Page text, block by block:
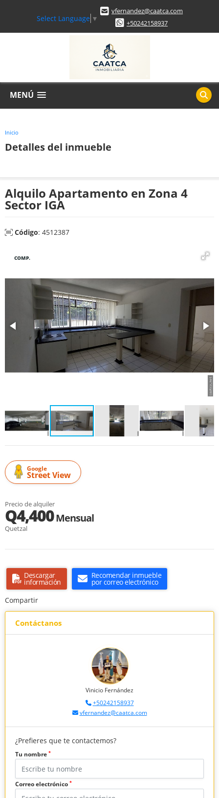
Select Language ▼
vfernandez@caatca.com
+50242158937
MENÚ
Inicio
Detalles del inmueble
Alquilo Apartamento en Zona 4
Sector IGA
Código: 4512387
COMP.
Google
Street View
Precio de alquiler
Q4,400Mensual
Quetzal
Descargar
información
Recomendar inmueble
por correo electrónico
Compartir
Contáctanos
Vinicio Fernández
+50242158937
vfernandez@caatca.com
¿Prefieres que te contactemos?
Tu nombre *
Correo electrónico *